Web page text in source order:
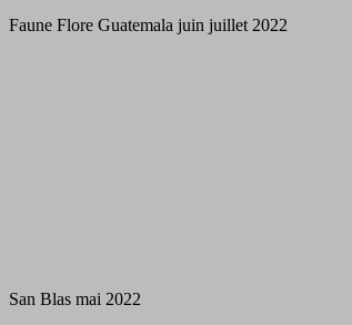
Faune Flore Guatemala juin juillet 2022
San Blas mai 2022